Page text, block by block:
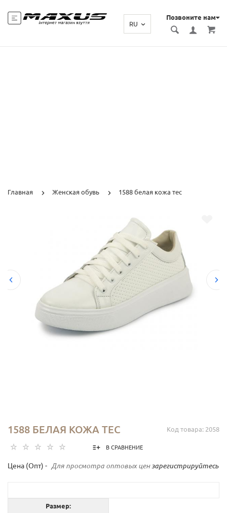
Позвоните нам
RU
Главная Женская обувь 1588 белая кожа тес
Код товара: 2058
1588 БЕЛАЯ КОЖА ТЕС
В СРАВНЕНИЕ
Цена (Опт) - Для просмотра оптовых цензарегистрируйтесь
Размер: